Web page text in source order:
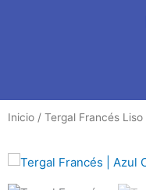
Inicio / Tergal Francés Liso